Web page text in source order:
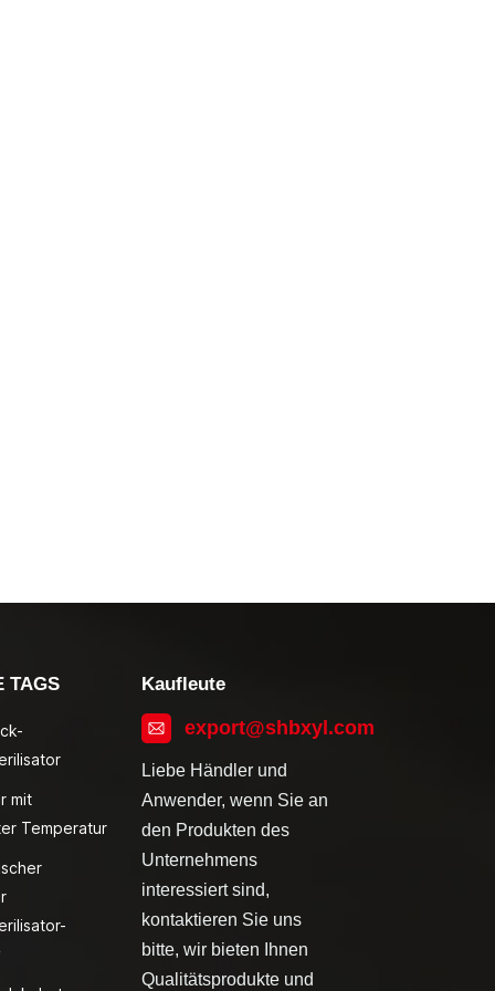
TAGS
mit
Temperatur
Kaufleute
export@shbxyl.com
Liebe Händler und
Anwender, wenn Sie an
den Produkten des
Unternehmens
interessiert sind,
kontaktieren Sie uns
bitte, wir bieten Ihnen
Qualitätsprodukte und